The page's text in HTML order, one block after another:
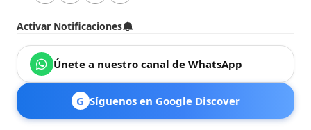
Activar Notificaciones
Únete a nuestro canal de WhatsApp
G Síguenos en Google Discover